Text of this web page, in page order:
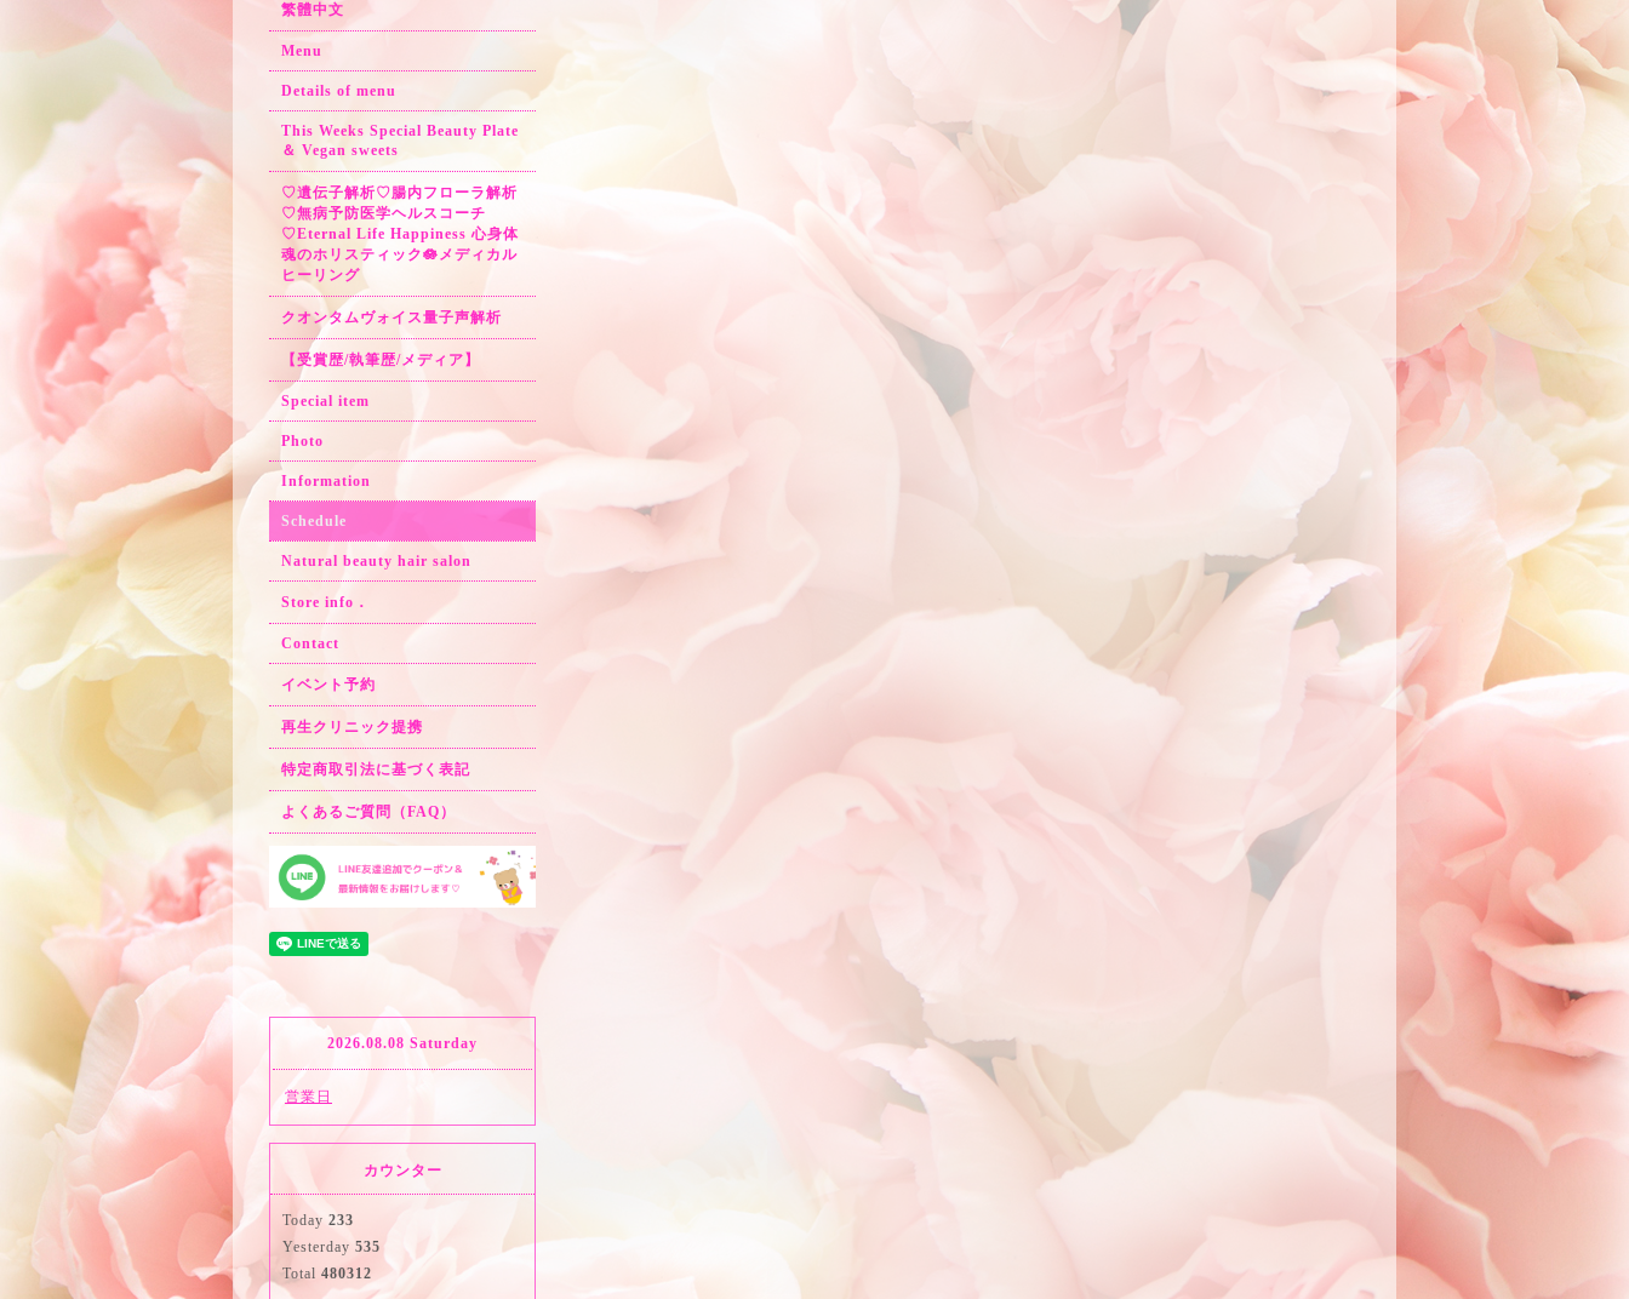
繁體中文
Menu
Details of menu
This Weeks Special Beauty Plate
＆ Vegan sweets
♡遺伝子解析♡腸内フローラ解析
♡無病予防医学ヘルスコーチ
♡Eternal Life Happiness 心身体
魂のホリスティック🪷メディカル
ヒーリング
クオンタムヴォイス量子声解析
【受賞歴/執筆歴/メディア】
Special item
Photo
Information
Schedule
Natural beauty hair salon
Store info．
Contact
イベント予約
再生クリニック提携
特定商取引法に基づく表記
よくあるご質問（FAQ）
2026.08.08 Saturday
営業日
カウンター
Today 233
Yesterday 535
Total 480312